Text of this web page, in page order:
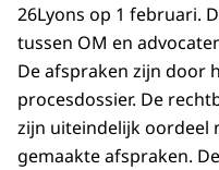
26Lyons op 1 februari.
tussen OM en
De afspraken zijn door
procesdossier. De
zijn uiteindelijk oordeel
gemaakte afspraken.